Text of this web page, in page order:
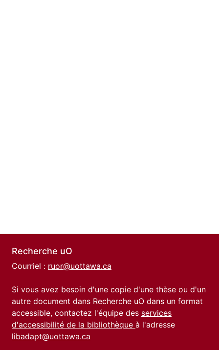
Recherche uO
Courriel : ruor@uottawa.ca
Si vous avez besoin d'une copie d'une thèse ou d'un
autre document dans Recherche uO dans un format
accessible, contactez l'équipe des services
d'accessibilité de la bibliothèque à l'adresse
libadapt@uottawa.ca